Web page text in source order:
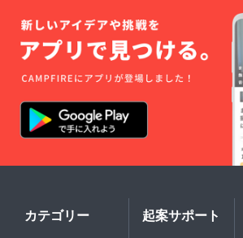
カテゴリー 起案サポート